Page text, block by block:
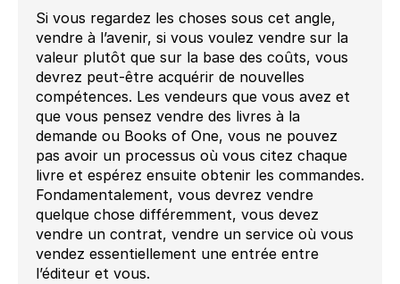
Si vous regardez les choses sous cet angle,
vendre à l’avenir, si vous voulez vendre sur la
valeur plutôt que sur la base des coûts, vous
devrez peut-être acquérir de nouvelles
compétences. Les vendeurs que vous avez et
que vous pensez vendre des livres à la
demande ou Books of One, vous ne pouvez
pas avoir un processus où vous citez chaque
livre et espérez ensuite obtenir les commandes.
Fondamentalement, vous devrez vendre
quelque chose différemment, vous devez
vendre un contrat, vendre un service où vous
vendez essentiellement une entrée entre
l’éditeur et vous.